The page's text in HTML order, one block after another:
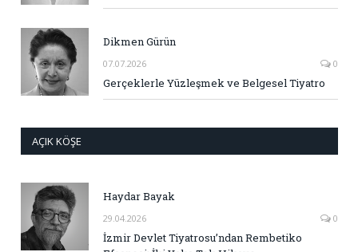
Dikmen Gürün
07.07.2026 0
Gerçeklerle Yüzleşmek ve Belgesel Tiyatro
AÇIK KÖŞE
Haydar Bayak
29.04.2026 0
İzmir Devlet Tiyatrosu’ndan Rembetiko